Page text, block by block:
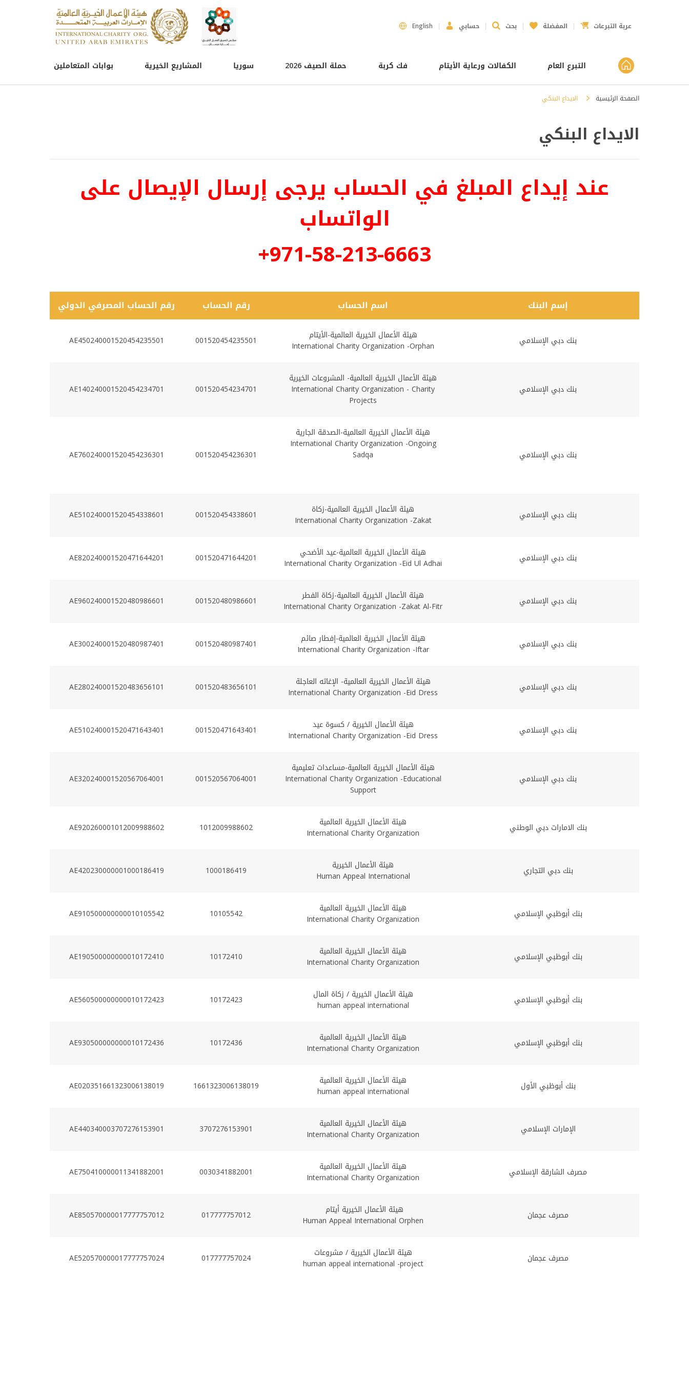
English حسابي بحث المفضلة عربة التبرعات
التبرع العام الكفالات ورعاية الأيتام فك كربة حملة الصيف 2026 سوريا المشاريع الخيرية
الصفحة الرئيسية الايداع البنكي
الايداع البنكي
عند إيداع المبلغ في الحساب يرجى إرسال الإيصال على
الواتساب
971-58-213-6663+
إسم البنك اسم الحساب رقم الحساب رقم الحساب المصرفي الدولي
بنك دبي الإسلامي
هيئة الأعمال الخيرية العالمية-الأيتام
International Charity Organization -Orphan
001520454235501
AE450240001520454235501
بنك دبي الإسلامي
هيئة الأعمال الخيرية العالمية- المشروعات الخيرية
International Charity Organization - Charity
Projects
001520454234701
AE140240001520454234701
بنك دبي الإسلامي
هيئة الأعمال الخيرية العالمية-الصدقة الجارية
International Charity Organization -Ongoing
Sadqa
001520454236301
AE760240001520454236301
بنك دبي الإسلامي
هيئة الأعمال الخيرية العالمية-زكاة
International Charity Organization -Zakat
001520454338601
AE510240001520454338601
بنك دبي الإسلامي
هيئة الأعمال الخيرية العالمية-عيد الأضحي
International Charity Organization -Eid Ul Adhai
001520471644201
AE820240001520471644201
بنك دبي الإسلامي
هيئة الأعمال الخيرية العالمية-زكاة الفطر
International Charity Organization -Zakat Al-Fitr
001520480986601
AE960240001520480986601
بنك دبي الإسلامي
هيئة الأعمال الخيرية العالمية-إفطار صائم
International Charity Organization -Iftar
001520480987401
AE300240001520480987401
بنك دبي الإسلامي
هيئة الأعمال الخيرية العالمية- الإغاثه العاجلة
International Charity Organization -Eid Dress
001520483656101
AE280240001520483656101
بنك دبي الإسلامي
هيئة الأعمال الخيرية / كسوة عيد
International Charity Organization -Eid Dress
001520471643401
AE510240001520471643401
بنك دبي الإسلامي
هيئة الأعمال الخيرية العالمية-مساعدات تعليمية
International Charity Organization -Educational
Support
001520567064001
AE320240001520567064001
بنك الامارات دبي الوطني
هيئة الأعمال الخيرية العالمية
International Charity Organization
1012009988602
AE920260001012009988602
بنك دبي التجاري
هيئة الأعمال الخيرية
Human Appeal International
1000186419
AE420230000001000186419
بنك أبوظبي الإسلامي
هيئة الأعمال الخيرية العالمية
International Charity Organization
10105542
AE910500000000010105542
بنك أبوظبي الإسلامي
هيئة الأعمال الخيرية العالمية
International Charity Organization
10172410
AE190500000000010172410
بنك أبوظبي الإسلامي
هيئة الأعمال الخيرية / زكاة المال
human appeal international
10172423
AE560500000000010172423
بنك أبوظبي الإسلامي
هيئة الأعمال الخيرية العالمية
International Charity Organization
10172436
AE930500000000010172436
بنك أبوظبي الأول
هيئة الأعمال الخيرية العالمية
human appeal international
1661323006138019
AE020351661323006138019
الإمارات الإسلامي
هيئة الأعمال الخيرية العالمية
International Charity Organization
3707276153901
AE440340003707276153901
مصرف الشارقة الإسلامي
هيئة الأعمال الخيرية العالمية
International Charity Organization
0030341882001
AE750410000011341882001
مصرف عجمان
هيئة الأعمال الخيرية أيتام
Human Appeal International Orphen
017777757012
AE850570000017777757012
مصرف عجمان
هيئة الأعمال الخيرية / مشروعات
human appeal international -project
017777757024
AE520570000017777757024